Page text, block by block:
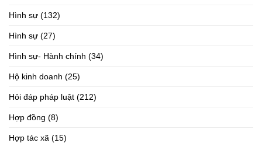
Hình sự (132)
Hình sự (27)
Hình sự- Hành chính (34)
Hộ kinh doanh (25)
Hỏi đáp pháp luật (212)
Hợp đồng (8)
Hợp tác xã (15)